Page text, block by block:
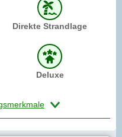
Direkte Strandlage
Deluxe